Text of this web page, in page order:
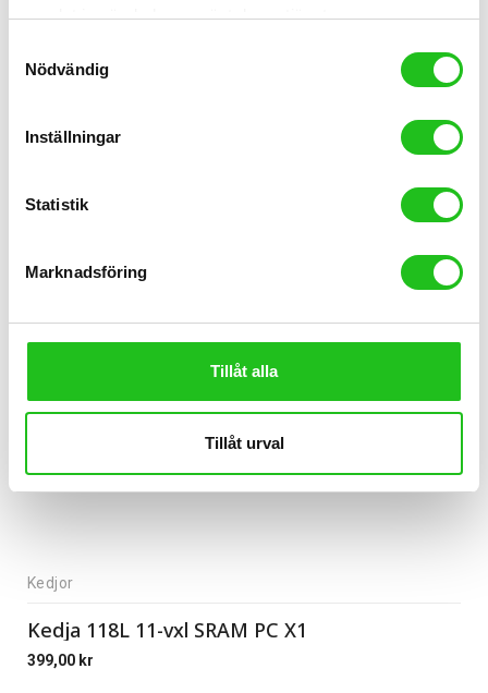
samlat in när du har använt deras tjänster.
Nödvändig
Inställningar
Statistik
Marknadsföring
Tillåt alla
Tillåt urval
299,00kr
Kedjor
Kedja 118L 11-vxl SRAM PC X1
399,00 kr